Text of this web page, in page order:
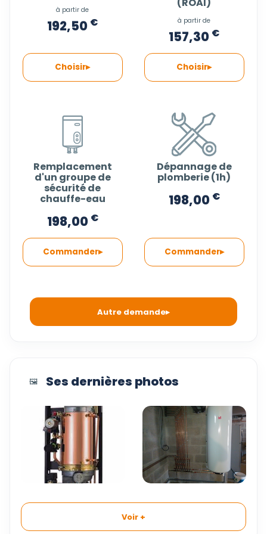
à partir de
192,50 €
Choisir
à partir de
157,30 €
Choisir
Remplacement
d'un groupe de
sécurité de
chauffe-eau
198,00 €
Commander
Dépannage de
plomberie (1h)
198,00 €
Commander
Autre demande
🖼️ Ses dernières photos
Voir +